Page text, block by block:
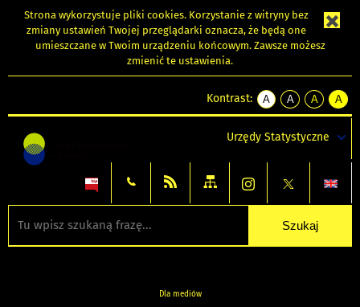
Strona wykorzystuje pliki cookies. Korzystanie z witryny bez
zmiany ustawień Twojej przeglądarki oznacza, że będą one
umieszczane w Twoim urządzeniu końcowym. Zawsze możesz
zmienić te ustawienia.
Kontrast:
A
kontrast
A
kontrast
tekst
czarnym
A
kontrast
tekst
czarnym
A
tekst
żółtym
Urzędy Statystyczne
Dla mediów